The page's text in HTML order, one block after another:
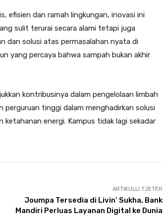
efisien dan ramah lingkungan, inovasi ini
sulit terurai secara alami tetapi juga
dan solusi atas permasalahan nyata di
yang percaya bahwa sampah bukan akhir
kontribusinya dalam pengelolaan limbah
tinggi dalam menghadirkan solusi
ketahanan energi. Kampus tidak lagi sekadar
ARTIKULLI TJETËR
Joumpa Tersedia di Livin’ Sukha, Bank
Mandiri Perluas Layanan Digital ke Dunia